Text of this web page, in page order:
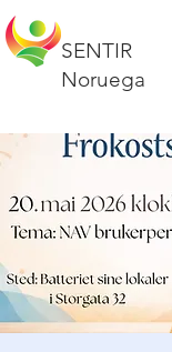
SENTIR
Noruega